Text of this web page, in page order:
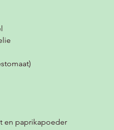
en paprikapoeder